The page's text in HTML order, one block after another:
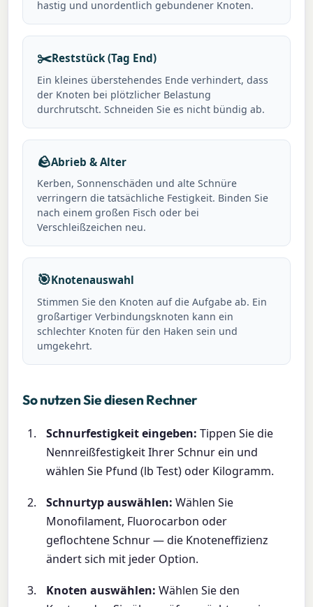
hastig und unordentlich gebundener Knoten.
✂️Reststück (Tag End)
Ein kleines überstehendes Ende verhindert, dass
der Knoten bei plötzlicher Belastung
durchrutscht. Schneiden Sie es nicht bündig ab.
🪨Abrieb & Alter
Kerben, Sonnenschäden und alte Schnüre
verringern die tatsächliche Festigkeit. Binden Sie
nach einem großen Fisch oder bei
Verschleißzeichen neu.
🎯Knotenauswahl
Stimmen Sie den Knoten auf die Aufgabe ab. Ein
großartiger Verbindungsknoten kann ein
schlechter Knoten für den Haken sein und
umgekehrt.
So nutzen Sie diesen Rechner
Schnurfestigkeit eingeben: Tippen Sie die
Nennreißfestigkeit Ihrer Schnur ein und
wählen Sie Pfund (lb Test) oder Kilogramm.
Schnurtyp auswählen: Wählen Sie
Monofilament, Fluorocarbon oder
geflochtene Schnur — die Knoteneffizienz
ändert sich mit jeder Option.
Knoten auswählen: Wählen Sie den